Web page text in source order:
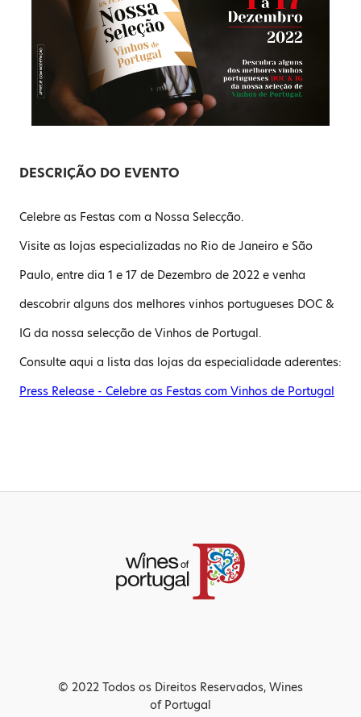
DESCRIÇÃO DO EVENTO
Celebre as Festas com a Nossa Selecção.
Visite as lojas especializadas no Rio de Janeiro e São
Paulo, entre dia 1 e 17 de Dezembro de 2022 e venha
descobrir alguns dos melhores vinhos portugueses DOC &
IG da nossa selecção de Vinhos de Portugal.
Consulte aqui a lista das lojas da especialidade aderentes:
Press Release - Celebre as Festas com Vinhos de Portugal
© 2022 Todos os Direitos Reservados, Wines
of Portugal